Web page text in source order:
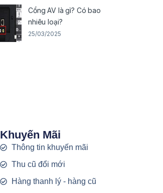
Cổng AV là gì? Có bao
nhiêu loại?
25/03/2025
Khuyến Mãi
Thông tin khuyến mãi
Thu cũ đổi mới
Hàng thanh lý - hàng cũ